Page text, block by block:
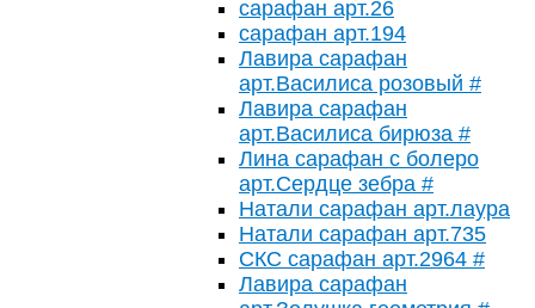
сарафан арт.26
сарафан арт.194
Лавира сарафан
арт.Василиса розовый #
Лавира сарафан
арт.Василиса бирюза #
Лина сарафан с болеро
арт.Сердце зебра #
Натали сарафан арт.лаура
Натали сарафан арт.735
СКС сарафан арт.2964 #
Лавира сарафан